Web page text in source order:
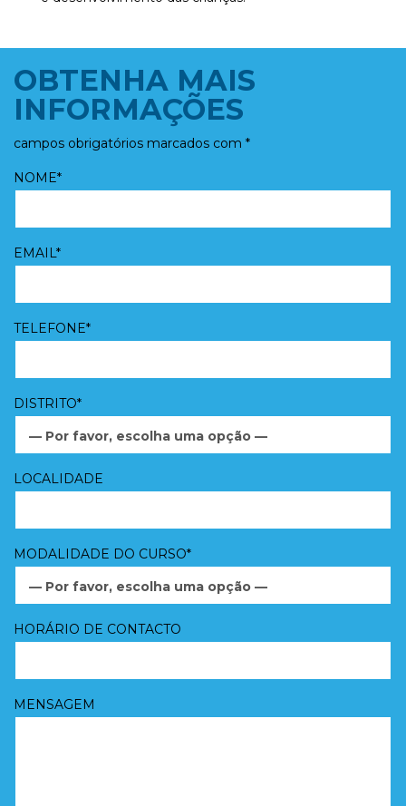
OBTENHA MAIS
INFORMAÇÕES
campos obrigatórios marcados com *
NOME*
EMAIL*
TELEFONE*
DISTRITO*
— Por favor, escolha uma opção —
LOCALIDADE
MODALIDADE DO CURSO*
— Por favor, escolha uma opção —
HORÁRIO DE CONTACTO
MENSAGEM